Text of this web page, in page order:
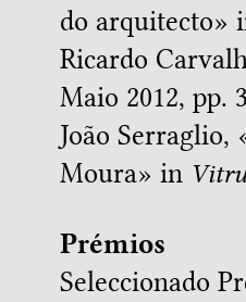
do arquitecto»
Ricardo
Maio 2012, pp.
João Serraglio,
Moura» in
Prémios
Seleccionado